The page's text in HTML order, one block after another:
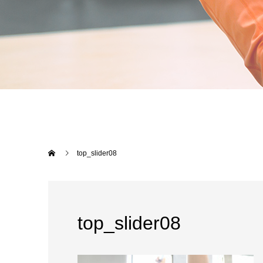
top_slider08
top_slider08